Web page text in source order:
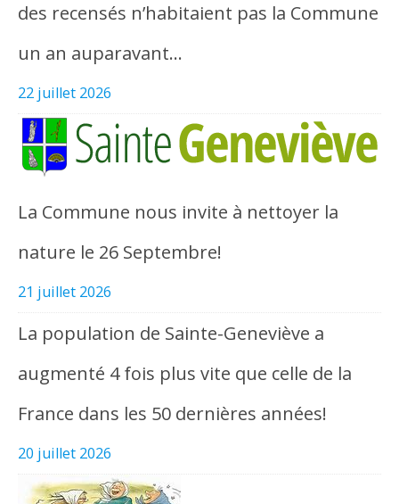
des recensés n’habitaient pas la Commune
un an auparavant…
22 juillet 2026
La Commune nous invite à nettoyer la
nature le 26 Septembre!
21 juillet 2026
La population de Sainte-Geneviève a
augmenté 4 fois plus vite que celle de la
France dans les 50 dernières années!
20 juillet 2026